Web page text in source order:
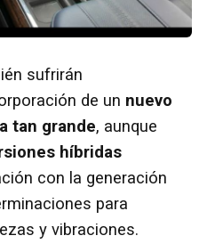
sufrirán
de un nuevo
tan grande, aunque
híbridas
con la generación
para
y vibraciones.